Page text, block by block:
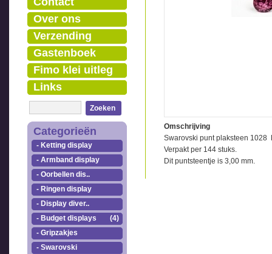
Over ons
Verzending
Gastenboek
Fimo klei uitleg
Links
Zoeken
Categorieën
- Ketting display
- Armband display
- Oorbellen dis..
- Ringen display
- Display diver..
- Budget displays
(4)
- Gripzakjes
- Swarovski
Omschrijving
Swarovski punt plaksteen 1028
Verpakt per 144 stuks.
Dit puntsteentje is 3,00 mm.